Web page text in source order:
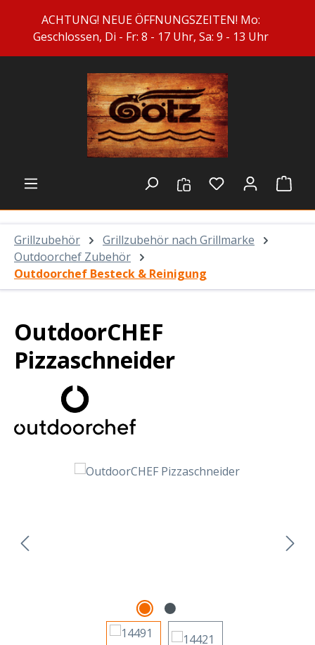
Zum Hauptinhalt springen
ACHTUNG! NEUE ÖFFNUNGSZEITEN! Mo:
Geschlossen, Di - Fr: 8 - 17 Uhr, Sa: 9 - 13 Uhr
Du hast 0
Grillzubehör
Grillzubehör nach Grillmarke
Outdoorchef Zubehör
Outdoorchef Besteck & Reinigung
OutdoorCHEF
Pizzaschneider
Bildergalerie überspringen